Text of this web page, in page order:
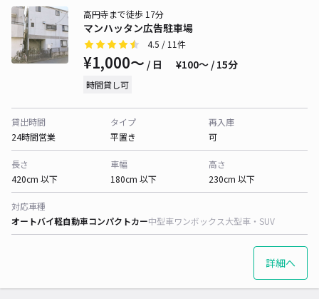
マンハッタン広告駐車場
高円寺まで徒歩 17分
4.5 / 11件
¥1,000〜 / 日 ¥100〜 / 15分
時間貸し可
貸出時間
24時間営業
タイプ
平置き
再入庫
可
長さ
420cm 以下
車幅
180cm 以下
高さ
230cm 以下
対応車種
オートバイ軽自動車コンパクトカー中型車ワンボックス大型車・SUV
詳細へ